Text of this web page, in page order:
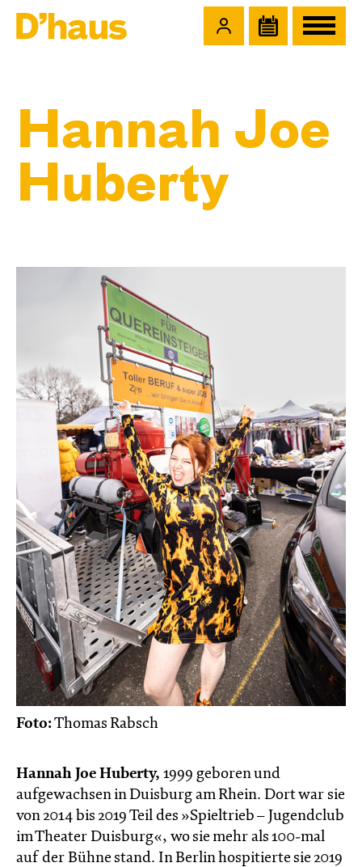
Hannah Joe
Huberty
Foto:Thomas Rabsch
Hannah Joe Huberty, 1999 geboren und
aufgewachsen in Duisburg am Rhein. Dort war sie
von 2014 bis 2019 Teil des »Spieltrieb – Jugendclub
im Theater Duisburg«, wo sie mehr als 100-mal
auf der Bühne stand. In Berlin hospitierte sie 2019